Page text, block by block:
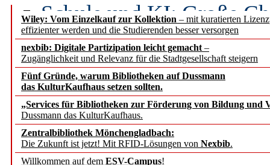
Wiley: Vom Einzelkauf zur Kollektion – mit kuratierten
effizienter werden und die Studierenden besser versorgen
nexbib: Digitale Partizipation leicht gemacht –
Zugänglichkeit und Relevanz für die Stadtgesellschaft steigern
Fünf Gründe, warum Bibliotheken auf Dussmann
das KulturKaufhaus setzen sollten.
„Services für Bibliotheken zur Förderung von Bildung und
Dussmann das KulturKaufhaus.
Zentralbibliothek Mönchengladbach:
Die Zukunft ist jetzt! Mit RFID-Lösungen von Nexbib.
Willkommen auf dem ESV-Campus!
Schule und KI: Große
Voraussetzungen
Erfolgreiches erstes
Segment Research –
angepasst